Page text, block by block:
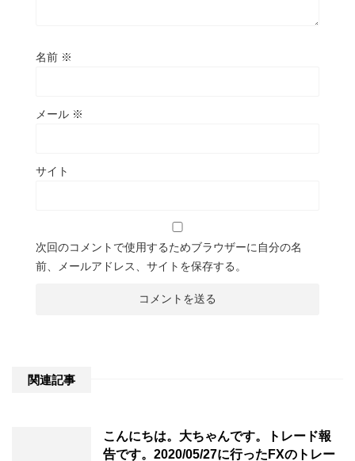
名前 ※
メール ※
サイト
次回のコメントで使用するためブラウザーに自分の名
前、メールアドレス、サイトを保存する。
関連記事
こんにちは。大ちゃんです。トレード報
告です。2020/05/27に行ったFXのトレー